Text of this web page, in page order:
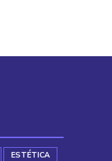
ESTÉTICA